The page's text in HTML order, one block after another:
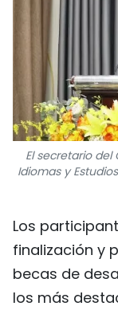
El secretario
Idiomas y
Los
finalización y
becas de
los más